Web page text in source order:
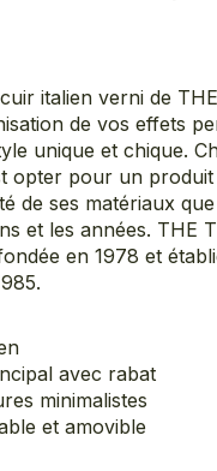
italien verni de
de vos effets
unique et chique.
opter pour un
de ses matériaux
et les années. THE
en 1978 et
avec rabat
minimalistes
et amovible